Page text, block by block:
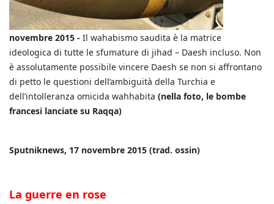
novembre 2015 - Il wahabismo saudita è la matrice
ideologica di tutte le sfumature di jihad – Daesh incluso. Non
è assolutamente possibile vincere Daesh se non si affrontano
di petto le questioni dell’ambiguità della Turchia e
dell’intolleranza omicida wahhabita (nella foto, le bombe
francesi lanciate su Raqqa)
Sputniknews, 17 novembre 2015 (trad. ossin)
La guerre en rose